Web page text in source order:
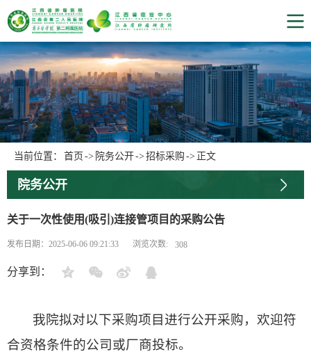
当前位置： 首页 -> 院务公开-> 招标采购 -> 正文
院务公开
关于一次性使用(吸引)连接管项目的采购公告
发布日期：2025-06-06 09:21:33 浏览次数: 308
分享到：
我院拟对以下采购项目进行公开采购，欢迎符
合资格条件的公司或厂商投标。